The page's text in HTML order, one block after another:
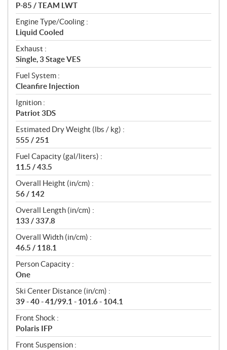
P-85 / TEAM LWT
Engine Type/Cooling :
Liquid Cooled
Exhaust :
Single, 3 Stage VES
Fuel System :
Cleanfire Injection
Ignition :
Patriot 3DS
Estimated Dry Weight (lbs / kg) :
555 / 251
Fuel Capacity (gal/liters) :
11.5 / 43.5
Overall Height (in/cm) :
56 / 142
Overall Length (in/cm) :
133 / 337.8
Overall Width (in/cm) :
46.5 / 118.1
Person Capacity :
One
Ski Center Distance (in/cm) :
39 - 40 - 41/99.1 - 101.6 - 104.1
Front Shock :
Polaris IFP
Front Suspension :